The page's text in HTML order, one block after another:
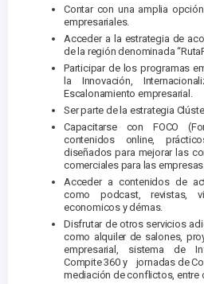
Contar con una amplia
empresariales.
Acceder a la estrategia de
de la región denominada
Participar de los programas
la Innovación,
Escalonamiento empresarial.
Ser parte de la estrategia
Capacitarse con FOCO
contenidos online,
diseñados para mejorar las
comerciales para las
Acceder a contenidos de
como podcast, revistas,
economicos y démas.
Disfrutar de otros servicios
como alquiler de salones,
empresarial, sistema de
Compite 360 y jornadas de
mediación de conflictos, entre